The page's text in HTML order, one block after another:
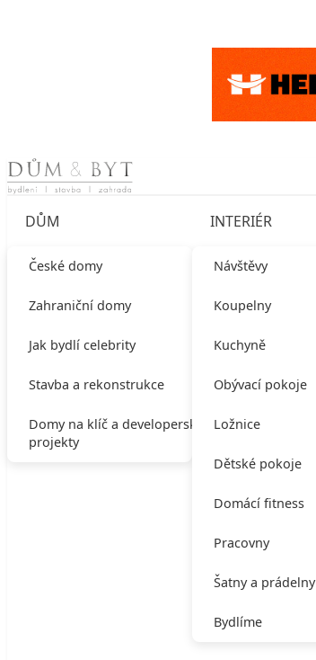
Skip to content
DŮM
České domy
Zahraniční domy
Jak bydlí celebrity
Stavba a rekonstrukce
Domy na klíč a developerské
projekty
INTERIÉR
Návštěvy
Koupelny
Kuchyně
Obývací pokoje
Ložnice
Dětské pokoje
Domácí fitness
Pracovny
Šatny a prádelny
Bydlíme